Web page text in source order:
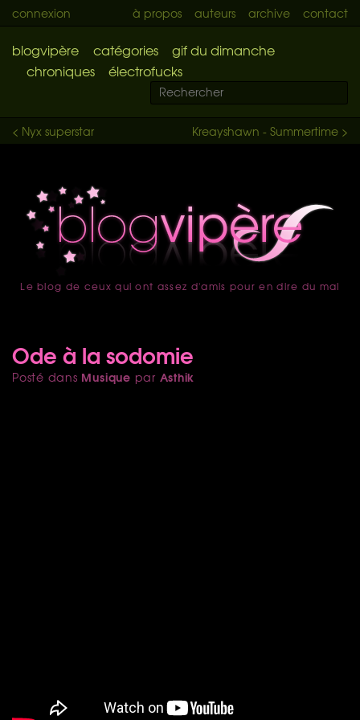
connexion à propos auteurs archive contact
blogvipère catégories
gif du dimanche
chroniques
électrofucks
Kreayshawn - Summertime >
< Nyx superstar
accueil
Le blog de ceux qui ont assez d'amis pour en dire du mal
Ode à la sodomie
Posté dans Musique par Asthik